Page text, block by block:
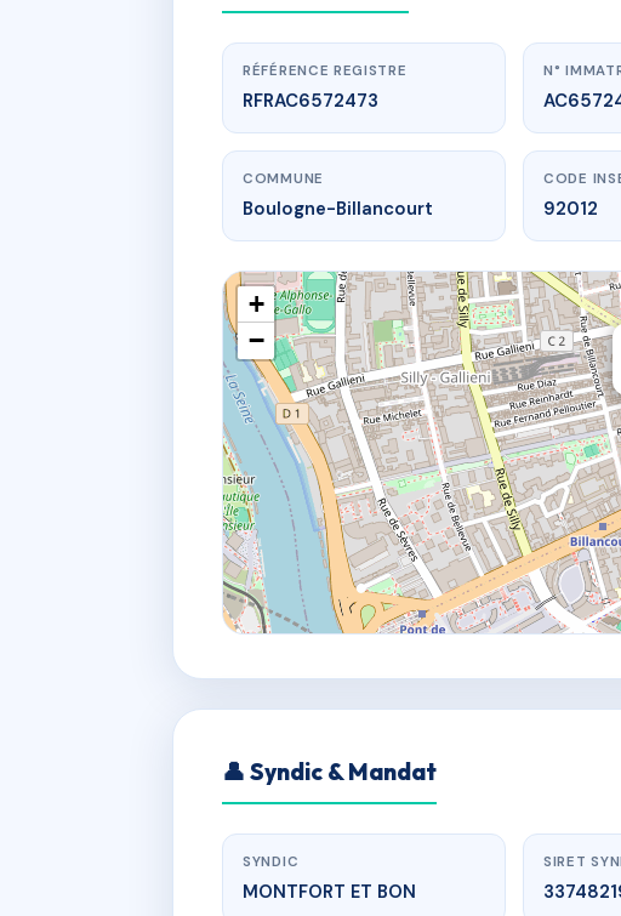
86
86 bd de la
RÉFÉRENCE REGISTRE
RFRAC6572473
N°
COMMUNE
Boulogne-Billancourt
CODE
92012
+
−
👤 Syndic & Mandat
SYNDIC
MONTFORT ET BON
SIRET